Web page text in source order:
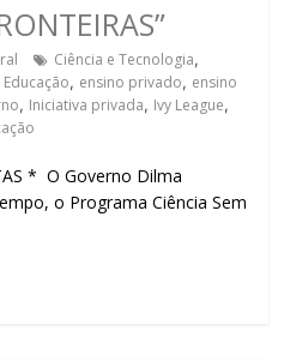
Ciência e Tecnologia,
Educação, ensino privado, ensino
, Iniciativa privada, Ivy League,
* O Governo Dilma
o Programa Ciência Sem